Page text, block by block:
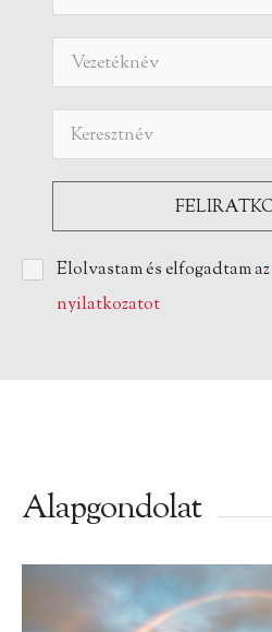
Elolvastam és elfogadtam az
nyilatkozatot
Alapgondolat